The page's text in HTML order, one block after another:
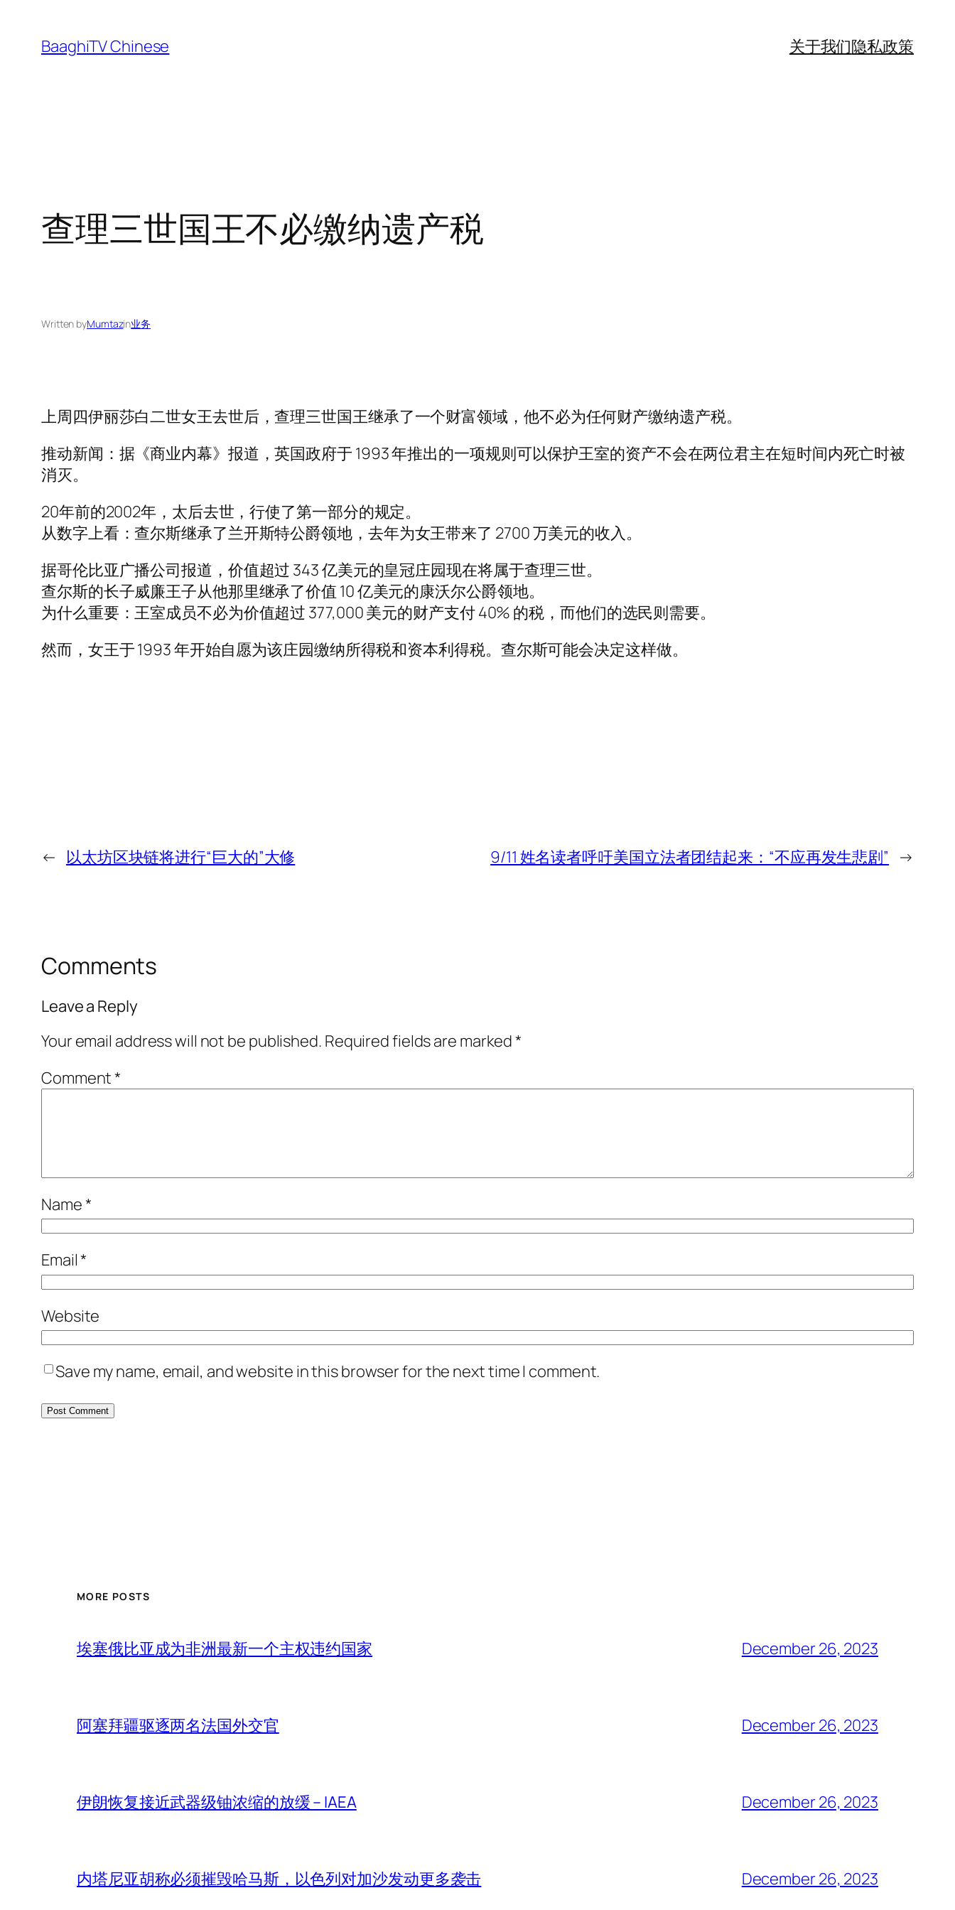
content
BaaghiTV Chinese 关于我们隐私政策
查理三世国王不必缴纳遗产税
Written byMumtazin业务
上周四伊丽莎白二世女王去世后，查理三世国王继承了一个财富领域，他不必为任何财产缴纳遗产税。
推动新闻：据《商业内幕》报道，英国政府于 1993 年推出的一项规则可以保护王室的资产不会在两位君主在短时间内死亡时被
消灭。
20年前的2002年，太后去世，行使了第一部分的规定。
从数字上看：查尔斯继承了兰开斯特公爵领地，去年为女王带来了 2700 万美元的收入。
据哥伦比亚广播公司报道，价值超过 343 亿美元的皇冠庄园现在将属于查理三世。
查尔斯的长子威廉王子从他那里继承了价值 10 亿美元的康沃尔公爵领地。
为什么重要：王室成员不必为价值超过 377,000 美元的财产支付 40% 的税，而他们的选民则需要。
然而，女王于 1993 年开始自愿为该庄园缴纳所得税和资本利得税。查尔斯可能会决定这样做。
← 以太坊区块链将进行“巨大的”大修 9/11 姓名读者呼吁美国立法者团结起来：“不应再发生悲剧” →
Comments
Leave a Reply
Your email address will not be published. Required fields are marked*
Comment*
Name*
Email*
Website
Save my name, email, and website in this browser for the next time I comment.
MORE POSTS
埃塞俄比亚成为非洲最新一个主权违约国家 December 26, 2023
阿塞拜疆驱逐两名法国外交官 December 26, 2023
伊朗恢复接近武器级铀浓缩的放缓 – IAEA December 26, 2023
内塔尼亚胡称必须摧毁哈马斯，以色列对加沙发动更多袭击 December 26, 2023